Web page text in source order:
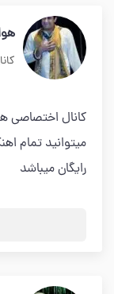
کانال
میتوانید تمام
رایگان میباشد